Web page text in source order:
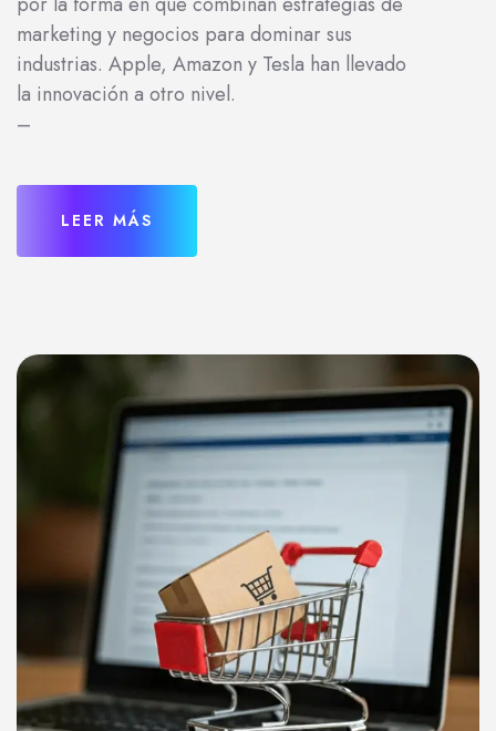
marketing y negocios para dominar sus
industrias. Apple, Amazon y Tesla han llevado
la innovación a otro nivel.
–
LEER MÁS